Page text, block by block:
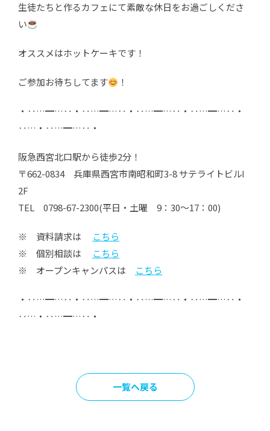
生徒たちと作るカフェにて素敵な休日をお過ごしくださ
い
オススメはホットケーキです！
ご参加お待ちしてます ！
・‥…━…‥・‥…━…‥・‥…━…‥・‥…━…‥・
‥…・‥…━…‥・
阪急西宮北口駅から徒歩2分！
〒662-0834 兵庫県西宮市南昭和町3-8 サテライトビルⅠ
2F
TEL 0798-67-2300(平日・土曜 9：30～17：00)
※ 資料請求は こちら
※ 個別相談は こちら
※ オープンキャンパスは こちら
・‥…━…‥・‥…━…‥・‥…━…‥・‥…━…‥・
‥…・‥…━…‥・
一覧へ戻る